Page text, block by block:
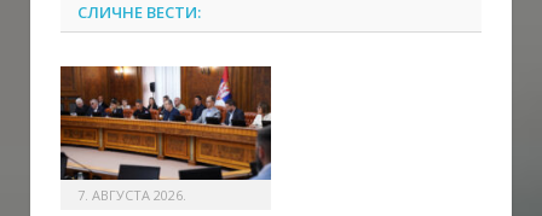
СЛИЧНЕ ВЕСТИ:
7. АВГУСТА 2026.